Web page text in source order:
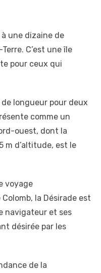
une dizaine de
C’est une île
pour ceux qui
de longueur pour deux
comme un
ouest, dont la
m d’altitude, est le
voyage
la Désirade est
navigateur et ses
désirée par les
de la